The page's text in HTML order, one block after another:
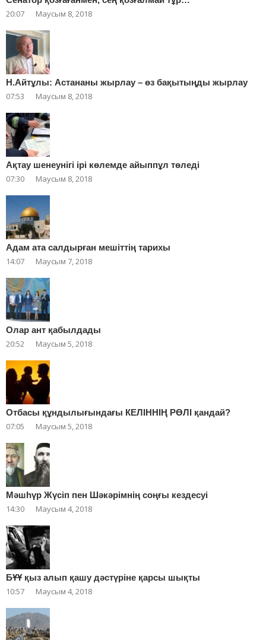
20:07 Маусым 8, 2018
Н.Айтұлы: Астананы жырлау – өз бақытыңды жырлау
07:53 Маусым 8, 2018
Ақтау шенеунігі ірі көлемде айыппұл төледі
07:30 Маусым 8, 2018
Адам ата салдырған мешіттің тарихы
14:07 Маусым 7, 2018
Олар ант қабылдады
20:52 Маусым 5, 2018
Отбасы құндылығындағы КЕЛІННІҢ РӨЛІ қандай?
07:05 Маусым 5, 2018
Мәшһүр Жүсіп пен Шәкәрімнің соңғы кездесуі
14:30 Маусым 4, 2018
БҰҰ қыз алып қашу дәстүріне қарсы шықты
10:57 Маусым 4, 2018